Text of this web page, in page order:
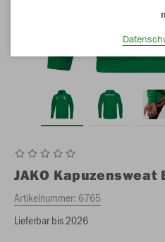
JAKO Kapuzensweat
Artikelnummer: 6765
Lieferbar bis 2026